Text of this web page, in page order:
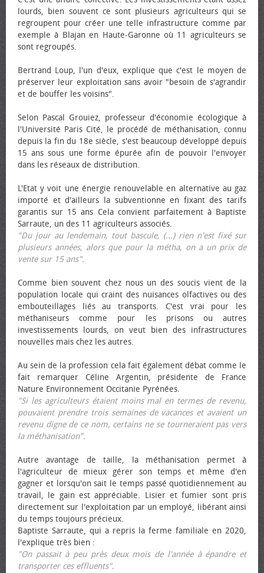
lourds, bien souvent ce sont plusieurs agriculteurs qui se
regroupent pour créer une telle infrastructure comme par
exemple à Blajan en Haute-Garonne où 11 agriculteurs se
sont regroupés.
Bertrand Loup, l'un d'eux, explique que c'est le moyen de
préserver leur exploitation sans avoir "besoin de s'agrandir
et de bouffer les voisins".
Selon Pascal Grouiez, professeur d'économie écologique à
l'Université Paris Cité, le procédé de méthanisation, connu
depuis la fin du 18e siècle, s'est beaucoup développé depuis
15 ans sous une forme épurée afin de pouvoir l'envoyer
dans les réseaux de distribution.
L'Etat y voit une énergie renouvelable en alternative au gaz
importé et d'ailleurs la subventionne en fixant des tarifs
garantis sur 15 ans Cela convient parfaitement à Baptiste
Sarraute, un des 11 agriculteurs associés.
"Du jour au lendemain, tout bascule, (...) rien n'est fixé sur
plusieurs années, alors que pour la métha, on a un prix de
vente sur 15 ans".
Comme bien souvent chez nous un des soucis vient de la
population locale qui craint des nuisances olfactives ou des
embouteillages liés au transports. C'est vrai pour les
méthaniseurs comme pour les prisons ou autres
investissements lourds, on veut bien des infrastructures
nouvelles mais chez les autres.
Au sein de la profession cela fait également débat comme le
fait remarquer Céline Argentin, présidente de France
Nature Environnement Occitanie Pyrénées.
"Si les agriculteurs étaient moins mal en termes de revenu,
pouvaient prendre trois semaines de vacances et avaient un
revenu digne de ce nom, certains ne se tourneraient pas vers
la méthanisation".
Autre avantage de taille, la méthanisation permet à
l'agriculteur de mieux gérer son temps et même d'en
gagner et lorsqu'on sait le temps passé quotidiennement au
travail, le gain est appréciable. Lisier et fumier sont pris
directement sur l'exploitation par un employé, libérant ainsi
du temps toujours précieux.
Baptiste Sarraute, qui a repris la ferme familiale en 2020,
l'explique très bien :
"On passait à peu près deux mois de l'année à épandre et
transporter ces effluents".